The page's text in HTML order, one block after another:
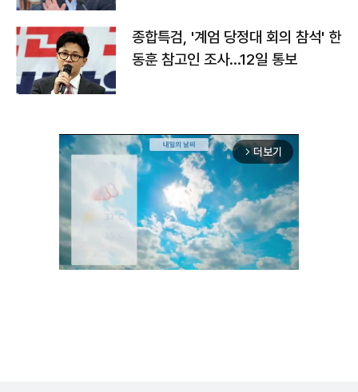
종합특검, '계엄 당정대 회의 참석' 한
동훈 참고인 조사...12일 통보
arrow_forward_ios 더보기